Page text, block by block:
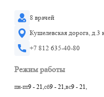
8 врачей
Кушелевская дорога, д.3
+7 812 635-40-80
Режим работы
пн-пт9 - 21,сб9 - 21,вс9 - 21,